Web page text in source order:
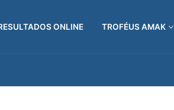
ONLINE TROFÉUS AMAK